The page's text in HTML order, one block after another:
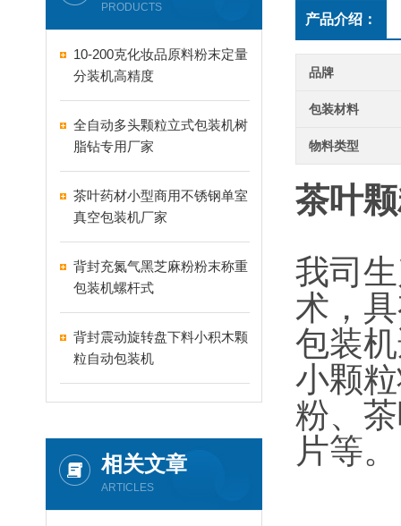
PRODUCTS
10-200克化妆品原料粉末定量
分装机高精度
全自动多头颗粒立式包装机树
脂钻专用厂家
茶叶药材小型商用不锈钢单室
真空包装机厂家
背封充氮气黑芝麻粉粉末称重
包装机螺杆式
背封震动旋转盘下料小积木颗
粒自动包装机
相关文章
ARTICLES
产品介绍：
品牌
包装材料
物料类型
茶叶
我司
术，
包装
小颗
粉、
片等。